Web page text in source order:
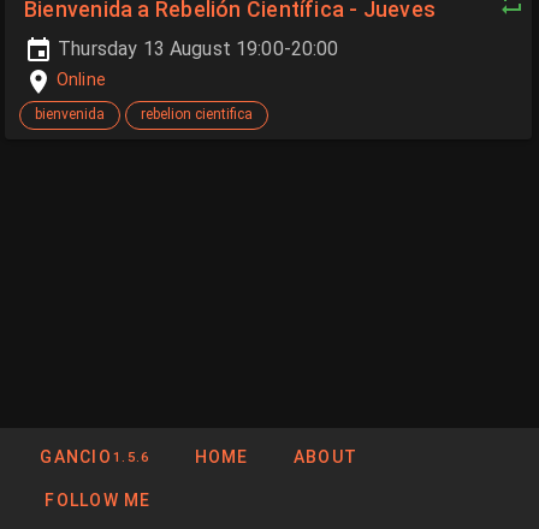
Bienvenida a Rebelión Científica - Jueves
Thursday 13 August 19:00-20:00
Online
bienvenida rebelion cientifica
GANCIO 1.5.6 HOME ABOUT
FOLLOW ME